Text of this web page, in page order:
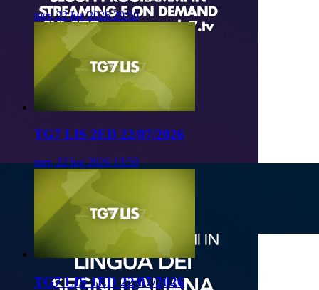
mer, 22 lug 2026 20:50
TG7 LIS 2ED 22/07/2026
mer, 22 lug 2026 13:50
TG7 LIS 1ED 22/07/2026